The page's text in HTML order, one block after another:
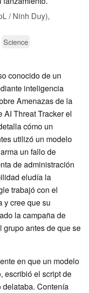
/ Ninh Duy),
Science
conocido de un
inteligencia
Amenazas de la
AI Threat Tracker el
cómo un
utilizó un modelo
un fallo de
de administración
eludía la
trabajó con el
y cree que su
la campaña de
antes de que se
en que un modelo
escribió el script de
Contenía